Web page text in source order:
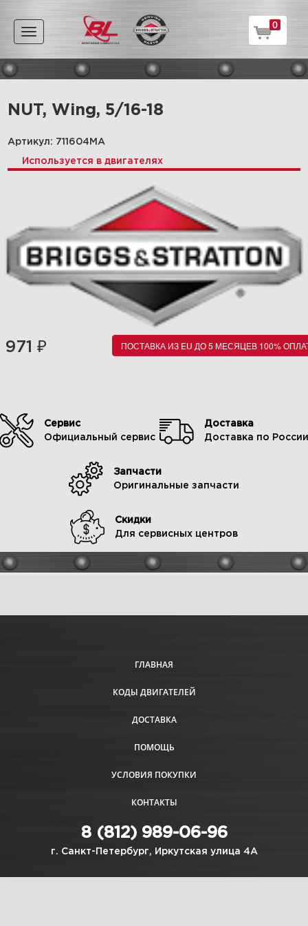
Toggle
navigation
0
NUT, Wing, 5/16-18
Артикул: 711604MA
Используется в двигателях
971 ₽ ПОСТАВКА ИЗ EU ДО 5 МЕСЯЦЕВ 100%
Сервис
Официальный сервис
Доставка
Доставка по России
Запчасти
Оригинальные запчасти
Скидки
Для сервисных центров
ГЛАВНАЯ
КОДЫ ДВИГАТЕЛЕЙ
ДОСТАВКА
ПОМОЩЬ
УСЛОВИЯ ПОКУПКИ
КОНТАКТЫ
8 (812) 989-06-96
г. Санкт-Петербург, Иркутская улица 4А